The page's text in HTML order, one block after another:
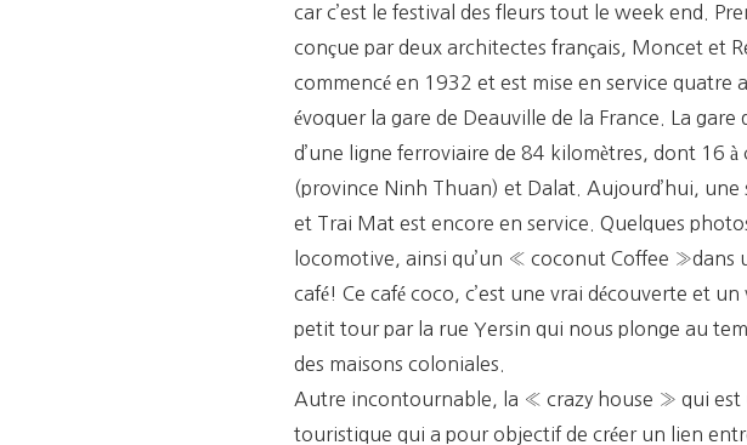
car c’est le festival des fleurs tout le week end.
conçue par deux architectes français, Moncet et
commencé en 1932 et est mise en service quatre
évoquer la gare de Deauville de la France. La
d’une ligne ferroviaire de 84 kilomètres, dont 16 à
(province Ninh Thuan) et Dalat. Aujourd’hui,
et Trai Mat est encore en service. Quelques
locomotive, ainsi qu’un « coconut Coffee »dans
café! Ce café coco, c’est une vrai découverte et
petit tour par la rue Yersin qui nous plonge au
des maisons coloniales.
Autre incontournable, la « crazy house » qui est
touristique qui a pour objectif de créer un lien